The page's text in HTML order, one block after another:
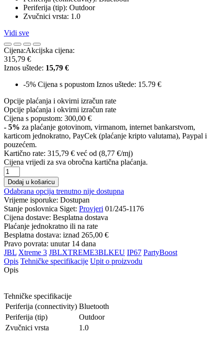
Periferija (tip): Outdoor
Zvučnici vrsta: 1.0
Vidi sve
Cijena:Akcijska cijena:
315,79 €
Iznos uštede: 15,79 €
-5% Cijena s popustom Iznos uštede: 15.79 €
Opcije plaćanja i okvirni izračun rate
Opcije plaćanja i okvirni izračun rate
Cijena s popustom: 300,00 €
- 5% za plaćanje gotovinom, virmanom, internet bankarstvom,
karticom jednokratno, PayCek (plaćanje kripto valutama), Paypal i
pouzećem.
Kartično rate: 315,79 € već od (8,77 €/mj)
Cijena vrijedi za sva obročna kartična plaćanja.
Dodaj u košaricu
Odabrana opcija trenutno nije dostupna
Vrijeme isporuke: Dostupan
Stanje poslovnica Siget: Provjeri 01/245-1176
Cijena dostave: Besplatna dostava
Plaćanje jednokratno ili na rate
Besplatna dostava: iznad 265,00 €
Pravo povrata: unutar 14 dana
JBL Xtreme 3 JBLXTREME3BLKEU IP67 PartyBoost
Opis Tehničke specifikacije Upit o proizvodu
Opis
Tehničke specifikacije
Periferija (connectivity) Bluetooth
Periferija (tip)
Outdoor
Zvučnici vrsta
1.0